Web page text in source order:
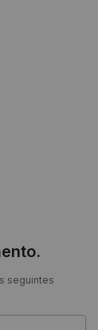
seguintes